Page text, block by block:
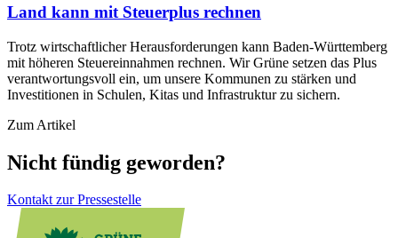
Land kann mit Steuerplus rechnen
Trotz wirtschaftlicher Herausforderungen kann Baden-Württemberg
mit höheren Steuereinnahmen rechnen. Wir Grüne setzen das Plus
verantwortungsvoll ein, um unsere Kommunen zu stärken und
Investitionen in Schulen, Kitas und Infrastruktur zu sichern.
Zum Artikel
Nicht fündig geworden?
Kontakt zur Pressestelle